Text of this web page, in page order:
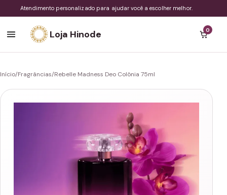
Atendimento personalizado para ajudar você a escolher melhor.
Loja Hinode 0
Início/Fragrâncias/Rebelle Madness Deo Colônia 75ml